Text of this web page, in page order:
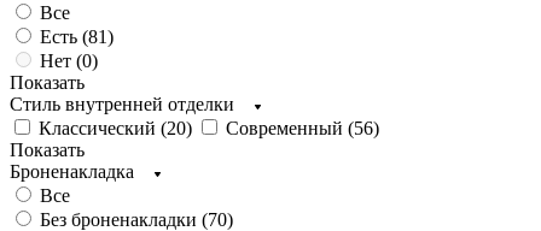
Все
Есть (81)
Нет (0)
Показать
Стиль внутренней отделки
Классический (20) Современный (56)
Показать
Броненакладка
Все
Без броненакладки (70)